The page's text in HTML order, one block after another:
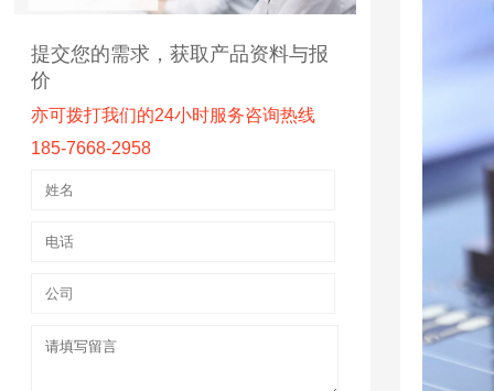
提交您的需求，获取产品资料与报
价
亦可拨打我们的24小时服务咨询热线
185-7668-2958